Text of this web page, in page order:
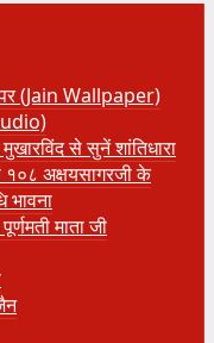
(Jain Wallpaper)
से सुनें शांतिधारा
१०८ अक्षयसागरजी के
भावना
माता जी